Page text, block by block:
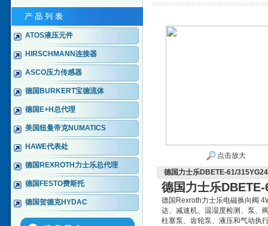
ATOS液压元件
HIRSCHMANN连接器
ASCO压力传感器
德国BURKERT宝德流体
德国E+H总代理
美国纽曼帝克NUMATICS
HAWE代表处
德国REXROTH力士乐总代理
德国FESTO费斯托
德国贺德克HYDAC
点击放大
德国力士乐DBETE-61/
德国力士乐
德国Rexroth力士乐电磁换向阀
达、减速机、温湿度检测、泵、
柱塞泵、齿轮泵、液压和气动执